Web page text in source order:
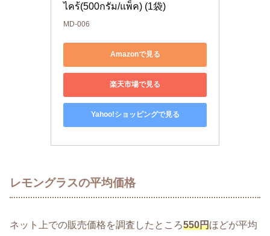
ไคร้(500กรัม/แพ็ค) (1袋)
MD-006
Amazonで見る
楽天市場で見る
Yahoo!ショッピングで見る
レモングラスの平均価格
ネット上での販売価格を調査したところ550円ほどが平均